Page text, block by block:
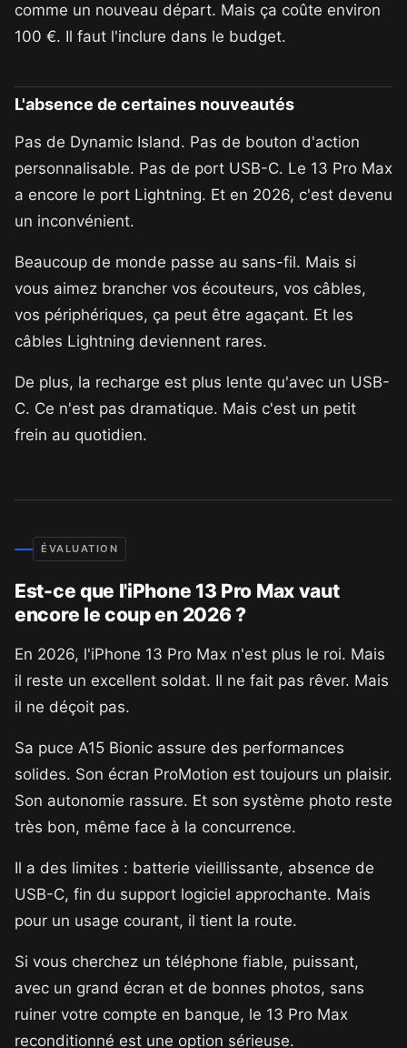
comme un nouveau départ. Mais ça coûte environ
100 €. Il faut l'inclure dans le budget.
L'absence de certaines nouveautés
Pas de Dynamic Island. Pas de bouton d'action
personnalisable. Pas de port USB-C. Le 13 Pro Max
a encore le port Lightning. Et en 2026, c'est devenu
un inconvénient.
Beaucoup de monde passe au sans-fil. Mais si
vous aimez brancher vos écouteurs, vos câbles,
vos périphériques, ça peut être agaçant. Et les
câbles Lightning deviennent rares.
De plus, la recharge est plus lente qu'avec un USB-
C. Ce n'est pas dramatique. Mais c'est un petit
frein au quotidien.
ÉVALUATION
Est-ce que l'iPhone 13 Pro Max vaut
encore le coup en 2026 ?
En 2026, l'iPhone 13 Pro Max n'est plus le roi. Mais
il reste un excellent soldat. Il ne fait pas rêver. Mais
il ne déçoit pas.
Sa puce A15 Bionic assure des performances
solides. Son écran ProMotion est toujours un plaisir.
Son autonomie rassure. Et son système photo reste
très bon, même face à la concurrence.
Il a des limites : batterie vieillissante, absence de
USB-C, fin du support logiciel approchante. Mais
pour un usage courant, il tient la route.
Si vous cherchez un téléphone fiable, puissant,
avec un grand écran et de bonnes photos, sans
ruiner votre compte en banque, le 13 Pro Max
reconditionné est une option sérieuse.